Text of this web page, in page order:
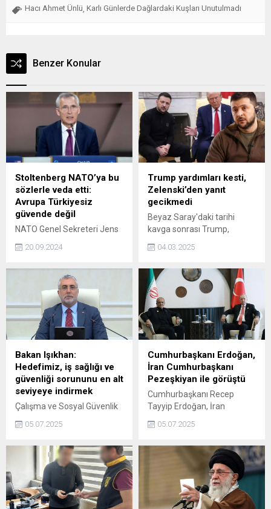
Hacı Ahmet Ünlü Karlı Günlerde Dağlardaki Kuşları Unutulmadı
Benzer Konular
Stoltenberg NATO’ya bu
sözlerle veda etti:
Avrupa Türkiyesiz
güvende değil
NATO Genel Sekreteri Jens
Hollanda Başbakanı Mark
günler kala katıldığı bir
etkinlikte veda konuşması
yaptı. Stoltenberg
konuşmasında, Avrupa'ya
uyarıda bulunarak,
"Güney'de Türkiye, Kuzey'de
Norveç ve Batı'da ABD,
Kanada ve İngiltere
olmadan Avrupa kıtasının
güvenliğini öngörmek
imkansızdır" dedi.
20.09.2024
Trump yardımları kesti,
Zelenski’den yanıt
gecikmedi
Beyaz Saray'daki tarihi
kavga sonrası Trump,
askeri yardımları kesti.
değiştirecek hamlesine
rağmen sakinliğini
korumaya çalışan Zelenski
'ABD'li ve Avrupalı
ortaklarımızla birlikte
çalışıyoruz ve barışa giden
yolda ABD'nin desteğinden
çok umutluyuz' dedi. Öte
yandan Ukrayna
Parlamentosu da ABD
Başkanı Trump'a yönelik
yazılı açıklama yaptı.
04.03.2025
Bakan Işıkhan:
Hedefimiz, iş sağlığı ve
güvenliği sorununu en alt
seviyeye indirmek
Çalışma ve Sosyal Güvenlik
kazaları ve meslek
dünyada, milyonlarca
çalışanın hayatını veya
sağlığını olumsuz yönde
etkilemektedir. Bu yönüyle iş
sağlığı ve güvenliği, sadece
05.07.2025
Cumhurbaşkanı Erdoğan,
İran Cumhurbaşkanı
Pezeşkiyan ile görüştü
Cumhurbaşkanı Recep
Tayyip Erdoğan, İran
Pezeşkiyan ile bir araya
05.07.2025